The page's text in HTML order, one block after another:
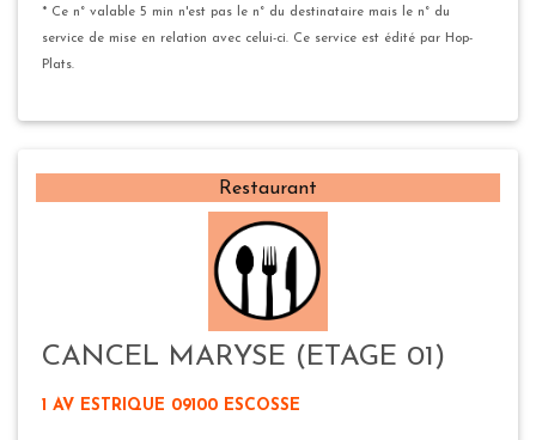
* Ce n° valable 5 min n'est pas le n° du destinataire mais le n° du
service de mise en relation avec celui-ci. Ce service est édité par Hop-
Plats.
Restaurant
CANCEL MARYSE (ETAGE 01)
1 AV ESTRIQUE 09100 ESCOSSE